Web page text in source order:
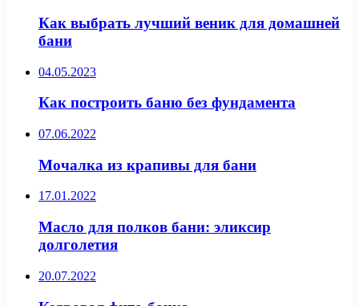
Как выбрать лучший веник для домашней
бани
04.05.2023
Как построить баню без фундамента
07.06.2022
Мочалка из крапивы для бани
17.01.2022
Масло для полков бани: эликсир
долголетия
20.07.2022